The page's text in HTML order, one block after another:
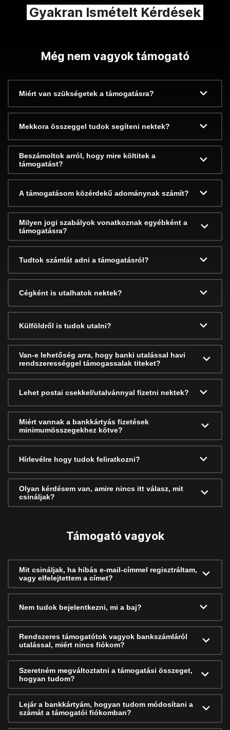
Gyakran Ismételt Kérdések
Még nem vagyok támogató
Miért van szükségetek a támogatásra?
Mekkora összeggel tudok segíteni nektek?
Beszámoltok arról, hogy mire költitek a
támogatást?
A támogatásom közérdekű adománynak számít?
Milyen jogi szabályok vonatkoznak egyébként a
támogatásra?
Tudtok számlát adni a támogatásról?
Cégként is utalhatok nektek?
Külföldről is tudok utalni?
Van-e lehetőség arra, hogy banki utalással havi
rendszerességgel támogassalak titeket?
Lehet postai csekkel/utalvánnyal fizetni nektek?
Miért vannak a bankkártyás fizetések
minimumösszegekhez kötve?
Hírlevélre hogy tudok feliratkozni?
Olyan kérdésem van, amire nincs itt válasz, mit
csináljak?
Támogató vagyok
Mit csináljak, ha hibás e-mail-címmel regisztráltam,
vagy elfelejtettem a címet?
Nem tudok bejelentkezni, mi a baj?
Rendszeres támogatótok vagyok bankszámláról
utalással, miért nincs fiókom?
Szeretném megváltoztatni a támogatási összeget,
hogyan tudom?
Lejár a bankkártyám, hogyan tudom módosítani a
számát a támogatói fiókomban?